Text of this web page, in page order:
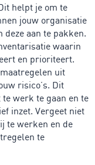
helpt je om te
jouw organisatie
aan te pakken.
waarin
en prioriteert.
uit
risico’s. Dit
werk te gaan en te
inzet. Vergeet niet
te werken en de
te